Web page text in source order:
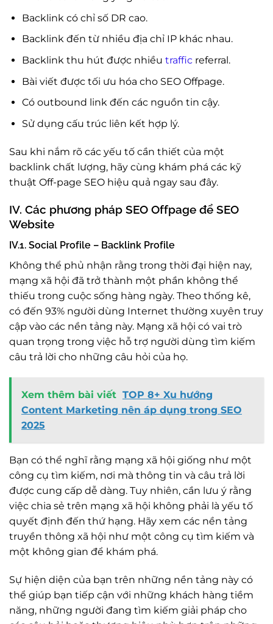
Backlink có chỉ số DR cao.
Backlink đến từ nhiều địa chỉ IP khác nhau.
Backlink thu hút được nhiều trafficreferral.
Bài viết được tối ưu hóa cho SEO Offpage.
Có outbound link đến các nguồn tin cậy.
Sử dụng cấu trúc liên kết hợp lý.
Sau khi nắm rõ các yếu tố cần thiết của một
backlink chất lượng, hãy cùng khám phá các kỹ
thuật Off-page SEO hiệu quả ngay sau đây.
IV. Các phương pháp SEO Offpage để SEO
Website
IV.1. Social Profile – Backlink Profile
Không thể phủ nhận rằng trong thời đại hiện nay,
mạng xã hội đã trở thành một phần không thể
thiếu trong cuộc sống hàng ngày. Theo thống kê,
có đến 93% người dùng Internet thường xuyên truy
cập vào các nền tảng này. Mạng xã hội có vai trò
quan trọng trong việc hỗ trợ người dùng tìm kiếm
câu trả lời cho những câu hỏi của họ.
Xem thêm bài viết TOP 8+ Xu hướng
Content Marketing nên áp dụng trong SEO
2025
Bạn có thể nghĩ rằng mạng xã hội giống như một
công cụ tìm kiếm, nơi mà thông tin và câu trả lời
được cung cấp dễ dàng. Tuy nhiên, cần lưu ý rằng
việc chia sẻ trên mạng xã hội không phải là yếu tố
quyết định đến thứ hạng. Hãy xem các nền tảng
truyền thông xã hội như một công cụ tìm kiếm và
một không gian để khám phá.
Sự hiện diện của bạn trên những nền tảng này có
thể giúp bạn tiếp cận với những khách hàng tiềm
năng, những người đang tìm kiếm giải pháp cho